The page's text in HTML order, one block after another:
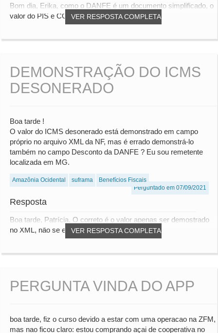
VER RESPOSTA COMPLETA
Bom dia, Erika, como o DANFE é um documento simplificado, o
valor do PIS e COFINS ST, não tem a obri...
DEMONSTRAÇÃO DO ICMS
DESONERADO
Boa tarde !
O valor do ICMS desonerado está demonstrado em campo
próprio no arquivo XML da NF, mas é errado demonstrá-lo
também no campo Desconto da DANFE ? Eu sou remetente
localizada em MG.
Amazônia Ocidental suframa
Benefícios Fiscais
Perguntado em 07/09/2021
Resposta
VER RESPOSTA COMPLETA
Boa tarde, Patrícia, O correto é o valor apenas ser demostrado
no XML, não se enquadra para ser dem...
PERGUNTA VINDA DO APP
boa tarde, fiz o curso devido a estar com uma operacao na ZFM,
mas nao ficou claro: estou comprando açai de cooperativa no